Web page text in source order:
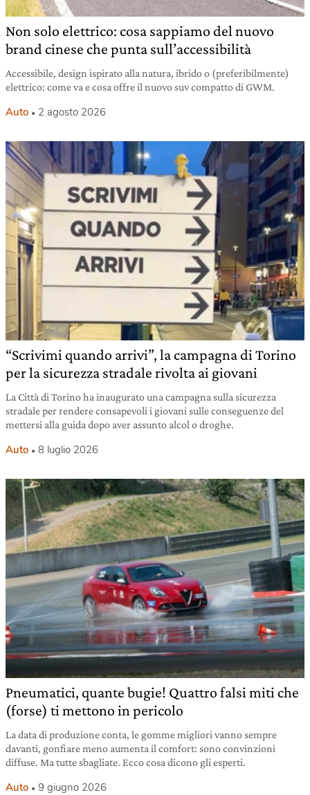
Non solo elettrico: cosa sappiamo del nuovo
brand cinese che punta sull’accessibilità
Accessibile, design ispirato alla natura, ibrido o (preferibilmente)
elettrico: come va e cosa offre il nuovo suv compatto di GWM.
Auto 2 agosto 2026
“Scrivimi quando arrivi”, la campagna di Torino
per la sicurezza stradale rivolta ai giovani
La Città di Torino ha inaugurato una campagna sulla sicurezza
stradale per rendere consapevoli i giovani sulle conseguenze del
mettersi alla guida dopo aver assunto alcol o droghe.
Auto 8 luglio 2026
Pneumatici, quante bugie! Quattro falsi miti che
(forse) ti mettono in pericolo
La data di produzione conta, le gomme migliori vanno sempre
davanti, gonfiare meno aumenta il comfort: sono convinzioni
diffuse. Ma tutte sbagliate. Ecco cosa dicono gli esperti.
Auto 9 giugno 2026